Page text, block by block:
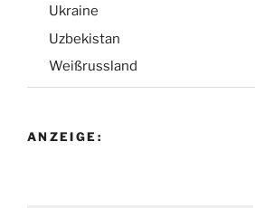
Ukraine
Uzbekistan
Weißrussland
ANZEIGE: